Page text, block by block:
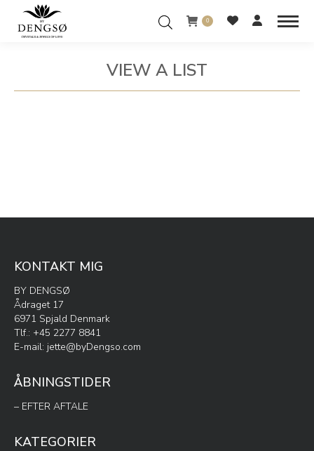
0
VIEW A LIST
You are here:
KONTAKT MIG
BY DENGSØ
Ådraget 17
6971 Spjald Denmark
Tlf.: +45 2277 8841
E-mail: jette@byDengso.com
ÅBNINGSTIDER
– EFTER AFTALE
KATEGORIER